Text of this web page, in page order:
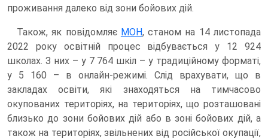
проживання далеко від зони бойових дій.
Також, як повідомляє МОН, станом на 14 листопада
2022 року освітній процес відбувається у 12 924
школах. З них – у 7 764 шкіл – у традиційному форматі,
у 5 160 – в онлайн-режимі. Слід врахувати, що в
закладах освіти, які знаходяться на тимчасово
окупованих територіях, на територіях, що розташовані
близько до зони бойових дій або в зоні бойових дій, а
також на територіях, звільнених від російської окупації,